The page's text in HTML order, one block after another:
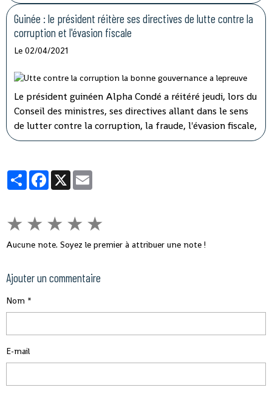
que compte l'hémicycle guinéen.
Guinée : le président réitère ses directives de lutte contre la
corruption et l'évasion fiscale
Le 02/04/2021
Le président guinéen Alpha Condé a réitéré jeudi, lors du
Conseil des ministres, ses directives allant dans le sens
de lutter contre la corruption, la fraude, l'évasion fiscale,
le népotisme, le laisser-aller et tous ces fléaux qui
développement rapide de son pays.
PartagerFacebook
X
★ ★ ★ ★ ★
Aucune note. Soyez le premier à attribuer une note !
Ajouter un commentaire
Nom
E-mail